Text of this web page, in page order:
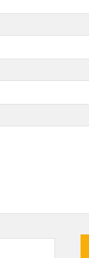
никогда не
работ, обсудили
пару месяцев
Не ожидал, что
с компанией
Спасибо!